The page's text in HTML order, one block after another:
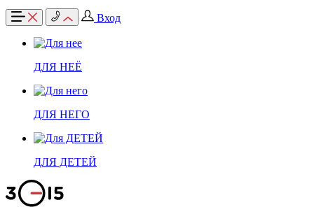
Вход
ДЛЯ НЕЁ
ДЛЯ НЕГО
ДЛЯ ДЕТЕЙ